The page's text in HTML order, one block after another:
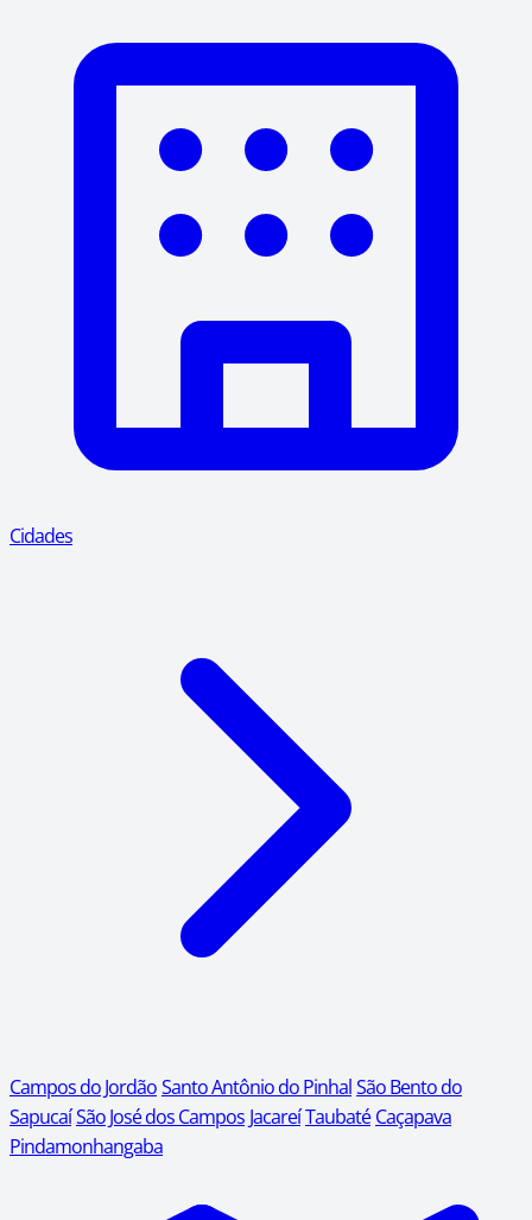
Cidades
Campos do JordãoSanto Antônio do PinhalSão Bento do
SapucaíSão José dos Campos JacareíTaubaté Caçapava
Pindamonhangaba